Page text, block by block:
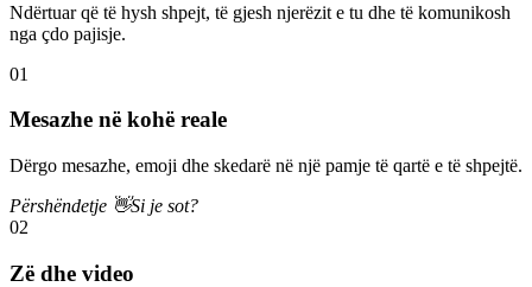
Ndërtuar që të hysh shpejt, të gjesh njerëzit e tu dhe të komunikosh
nga çdo pajisje.
01
Mesazhe në kohë reale
Dërgo mesazhe, emoji dhe skedarë në një pamje të qartë e të shpejtë.
Përshëndetje 👋Si je sot?
02
Zë dhe video